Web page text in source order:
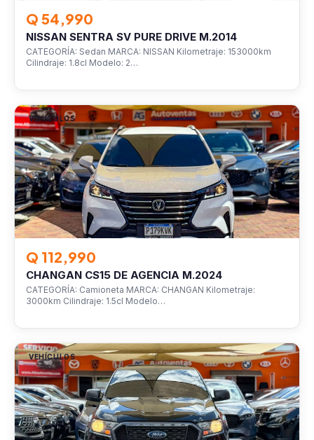
Q 54,990
NISSAN SENTRA SV PURE DRIVE M.2014
CATEGORÍA: Sedan MARCA: NISSAN Kilometraje: 153000km
Cilindraje: 1.8cl Modelo: 2…
VEHÍCULOS
Q 112,990
CHANGAN CS15 DE AGENCIA M.2024
CATEGORÍA: Camioneta MARCA: CHANGAN Kilometraje:
3000km Cilindraje: 1.5cl Modelo…
VEHÍCULOS